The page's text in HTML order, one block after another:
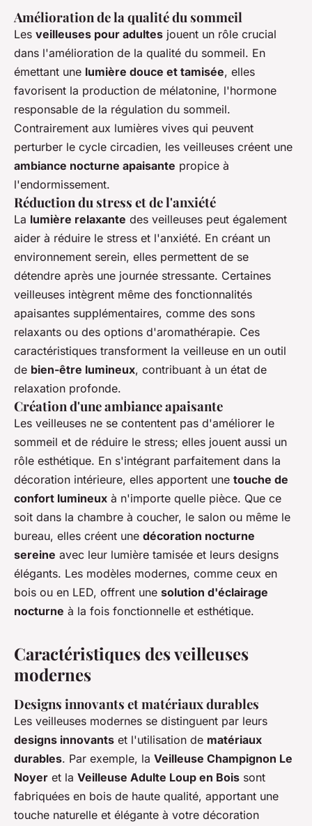
Amélioration de la qualité du sommeil
Les veilleuses pour adultes jouent un rôle crucial
dans l'amélioration de la qualité du sommeil. En
émettant une lumière douce et tamisée, elles
favorisent la production de mélatonine, l'hormone
responsable de la régulation du sommeil.
Contrairement aux lumières vives qui peuvent
perturber le cycle circadien, les veilleuses créent une
ambiance nocturne apaisante propice à
l'endormissement.
Réduction du stress et de l'anxiété
La lumière relaxante des veilleuses peut également
aider à réduire le stress et l'anxiété. En créant un
environnement serein, elles permettent de se
détendre après une journée stressante. Certaines
veilleuses intègrent même des fonctionnalités
apaisantes supplémentaires, comme des sons
relaxants ou des options d'aromathérapie. Ces
caractéristiques transforment la veilleuse en un outil
de bien-être lumineux, contribuant à un état de
relaxation profonde.
Création d'une ambiance apaisante
Les veilleuses ne se contentent pas d'améliorer le
sommeil et de réduire le stress; elles jouent aussi un
rôle esthétique. En s'intégrant parfaitement dans la
décoration intérieure, elles apportent une touche de
confort lumineux à n'importe quelle pièce. Que ce
soit dans la chambre à coucher, le salon ou même le
bureau, elles créent une décoration nocturne
sereine avec leur lumière tamisée et leurs designs
élégants. Les modèles modernes, comme ceux en
bois ou en LED, offrent une solution d'éclairage
nocturne à la fois fonctionnelle et esthétique.
Caractéristiques des veilleuses
modernes
Designs innovants et matériaux durables
Les veilleuses modernes se distinguent par leurs
designs innovants et l'utilisation de matériaux
durables. Par exemple, la Veilleuse Champignon Le
Noyer et la Veilleuse Adulte Loup en Bois sont
fabriquées en bois de haute qualité, apportant une
touche naturelle et élégante à votre décoration